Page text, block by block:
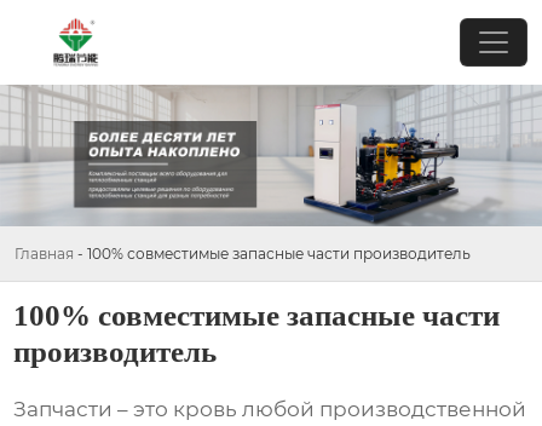
Главная - 100% совместимые запасные части производитель
100% совместимые запасные части
производитель
Запчасти – это кровь любой производственной